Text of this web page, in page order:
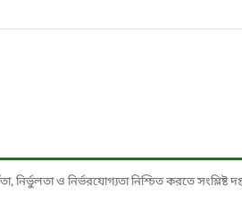
ও নির্ভরযোগ্যতা নিশ্চিত করতে সংশ্লিষ্ট